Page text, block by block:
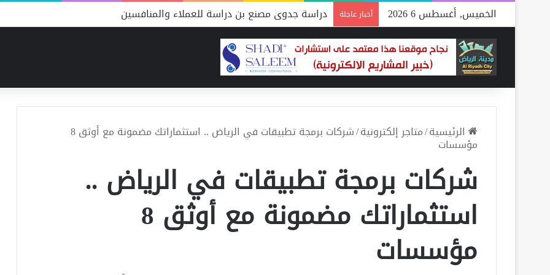
الخميس, أغسطس 6 2026 أخبار عاجلة دراسة جدوى مصنع بن دراسة للعملاء والمنافسين
الرئيسية/متاجر إلكترونية/ شركات برمجة تطبيقات في الرياض .. استثماراتك مضمونة مع أوثق 8
مؤسسات
شركات برمجة تطبيقات في الرياض ..
استثماراتك مضمونة مع أوثق 8
مؤسسات